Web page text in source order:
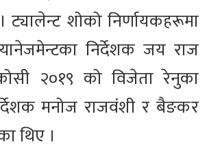
शोको निर्णायकहरूमा
निर्देशक जय राज
२०१९ को विजेता रेनुका
मनोज राजवंशी र बैङकर
थिए ।